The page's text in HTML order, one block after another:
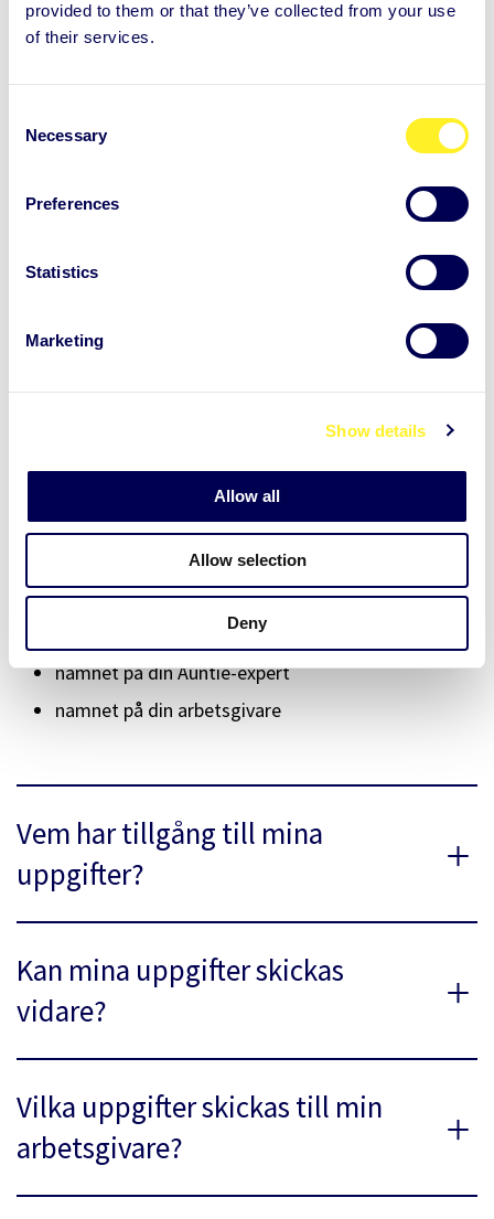
provided to them or that they’ve collected from your use
of their services.
Necessary
Preferences
Statistics
Marketing
Show details
Allow all
Allow selection
Deny
Hur efterlever Auntie GDPR?
Integritet för Auntie
användare
dina enkätsvar (start- och avslutningsenkäter,
samtalsfeedback)
dina mål i uppföljningsformuläret (om
uppföljningsformulär används)
ditt valda paket och språk
namnet på din Auntie-expert
namnet på din arbetsgivare
Vem har tillgång till mina
uppgifter?
Kan mina uppgifter skickas
vidare?
Vilka uppgifter skickas till min
arbetsgivare?